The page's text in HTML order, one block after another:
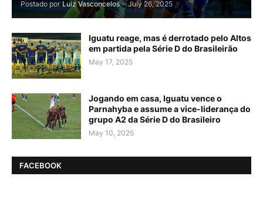
Postado por Luiz Vasconcelos - July 26, 2025
Iguatu reage, mas é derrotado pelo Altos
em partida pela Série D do Brasileirão
May 17, 2025
Jogando em casa, Iguatu vence o
Parnahyba e assume a vice-liderança do
grupo A2 da Série D do Brasileiro
May 10, 2025
FACEBOOK